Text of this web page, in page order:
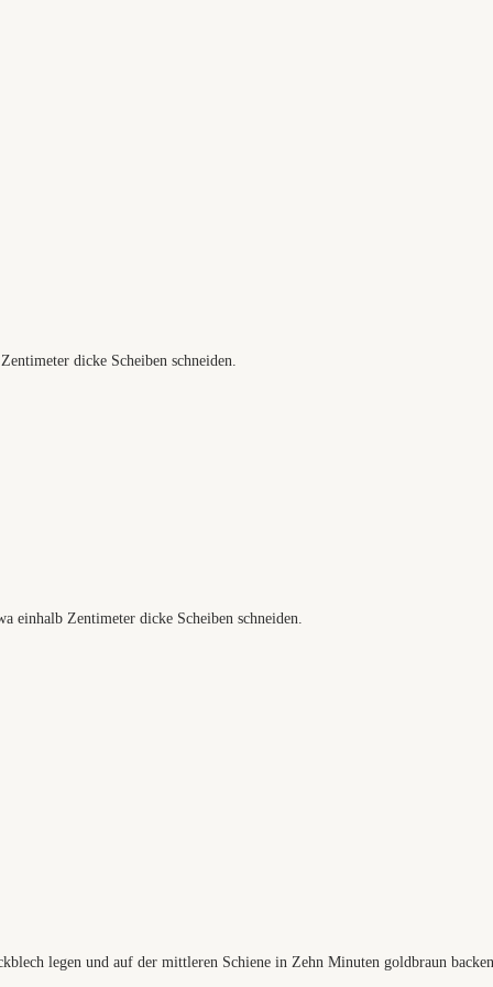
dicke Scheiben schneiden.
einhalb Zentimeter dicke Scheiben schneiden.
legen und auf der mittleren Schiene in Zehn Minuten goldbraun